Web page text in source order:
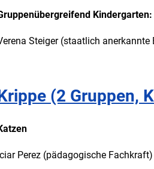
Kindergarten:
Steiger (staatlich
(2 Gruppen,
Perez (pädagogische Fachkraft)